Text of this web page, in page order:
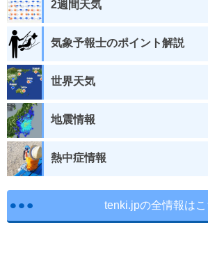
2週間天気
気象予報士のポイント解説
世界天気
地震情報
熱中症情報
tenki.jpの全情報はこ